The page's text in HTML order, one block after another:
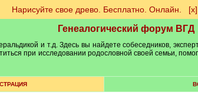
Нарисуйте свое древо. Бесплатно. Онлайн. [х]
Генеалогический форум ВГД
и т.д. Здесь вы найдете собеседников,
при исследовании родословной своей семьи,